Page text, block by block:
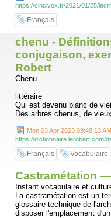
https://cincivox.fr/2021/01/25/
Français
chenu -
conjugaison,
Robert
Chenu
littéraire
Qui est devenu blanc de
Des arbres chenus, de
Mon 03 Apr 2023 09:48:13
https://dictionnaire.lerobert.com/
Français Vocabulaire
Castramétation
Instant vocabulaire et
La castramétation est un
glossaire technique de
disposer l'emplacement